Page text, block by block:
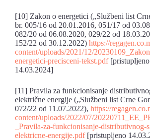
[10] Zakon o energetici („Službeni list
br. 005/16 od 20.01.2016, 051/17 od
082/20 od 06.08.2020, 029/22 od
152/22 od 30.12.2022) https://
content/uploads/2021/12/
energetici-precisceni-tekst.pdf[pristupljeno
14.03.2024]
[11] Pravila za funkcionisanje
električne energije („Službeni list Crne
072/22 od 11.07.2022), https://
content/uploads/2022/07/
_Pravila-za-funkcionisanje-distributivnog-
elektricne-energije.pdf[pristupljeno